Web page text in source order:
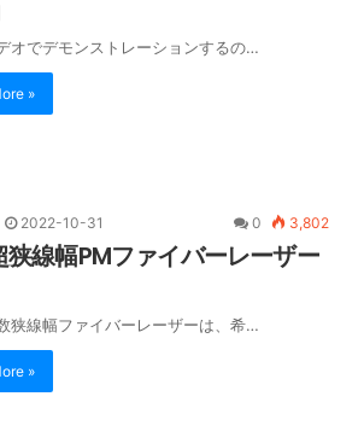
オでデモンストレーションするの…
»
2022-10-31 0 3,802
狭線幅PMファイバーレーザー
狭線幅ファイバーレーザーは、希…
»